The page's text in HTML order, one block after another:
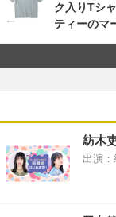
ク入りTシ
ティーのマ
紡木
出演